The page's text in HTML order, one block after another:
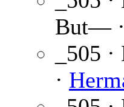
But— ·
_505
·